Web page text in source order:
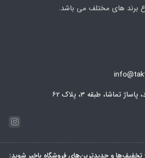
برند های مختلف می باشد.
تماشا، طبقه 3، پلاک 62
تخفیف‌ها و جدیدترین‌های فروشگاه باخبر شوید: